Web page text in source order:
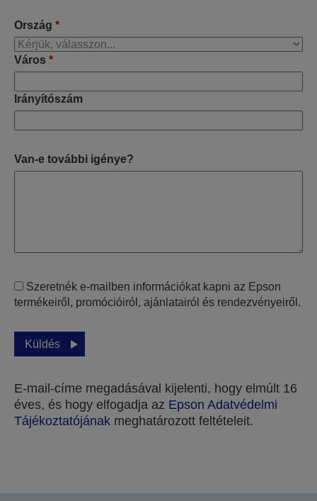
Ország *
Város *
Irányítószám
Van-e további igénye?
Szeretnék e-mailben információkat kapni az Epson
termékeiről, promócióiról, ajánlatairól és rendezvényeiről.
Küldés
E-mail-címe megadásával kijelenti, hogy elmúlt 16
éves, és hogy elfogadja az Epson Adatvédelmi
Tájékoztatójának meghatározott feltételeit.